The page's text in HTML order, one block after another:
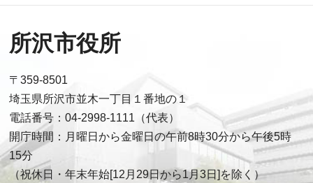
所沢市役所
〒359-8501
埼玉県所沢市並木一丁目１番地の１
電話番号：04-2998-1111（代表）
開庁時間：月曜日から金曜日の午前8時30分から午後5時
15分
（祝休日・年末年始[12月29日から1月3日]を除く）